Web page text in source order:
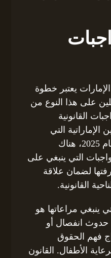
يعتبر خطوة
على هذا النوع من
القانونية
الإماراتية التي
ستدخل حيز التنفيذ في عام 2025، هناك
التي ينبغي على
لضمان علاقة
القانونية.
ينبغي مراعاتها هو
انفصال أو
فهم الحقوق
الأطفال. القانون